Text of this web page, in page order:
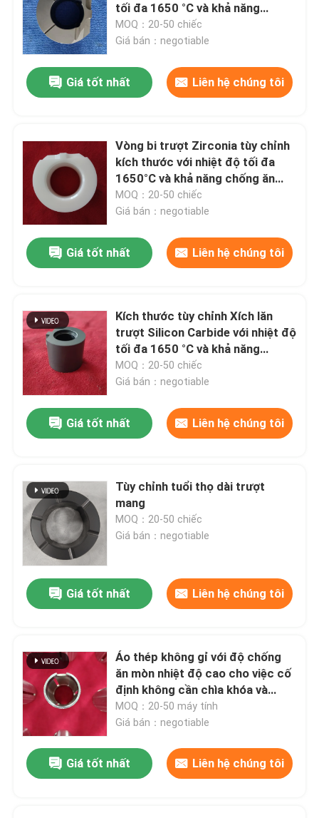
Liên hệ chúng tôi
Yêu cầu báo giá
608 Vòng bi gốm
Vòng bi gốm lai
Lớp nắp Silicon Carbide
Vòng bi lăn gốm
Gốm lực đẩy mang
Gốm sứ cấu trúc nâng cao
Silicon Nitride Ball
Bi cacbua silicon
Bóng gốm Zirconia
Vòng bi silicon nitride
Vòng bi gốm Zirconia
Niêm phong cơ khí
tối đa 1650 °C và khả năng
chống ăn mòn cho môi trường
khắc nghiệt
MOQ：20-50 chiếc
Giá bán：negotiable
Giá tốt nhất Liên hệ chúng tôi
Vòng bi trượt Zirconia tùy chỉnh
kích thước với nhiệt độ tối đa
1650°C và khả năng chống ăn
mòn cho môi trường khắc nghiệt
MOQ：20-50 chiếc
Giá bán：negotiable
Giá tốt nhất Liên hệ chúng tôi
Kích thước tùy chỉnh Xích lăn
trượt Silicon Carbide với nhiệt độ
tối đa 1650 °C và khả năng
chống ăn mòn cho môi trường
khắc nghiệt
MOQ：20-50 chiếc
Giá bán：negotiable
Giá tốt nhất Liên hệ chúng tôi
Tùy chỉnh tuổi thọ dài trượt
mang
MOQ：20-50 chiếc
Giá bán：negotiable
Giá tốt nhất Liên hệ chúng tôi
Áo thép không gỉ với độ chống
ăn mòn nhiệt độ cao cho việc cố
định không cần chìa khóa và
không phản ứng ngược
MOQ：20-50 máy tính
Giá bán：negotiable
Giá tốt nhất Liên hệ chúng tôi